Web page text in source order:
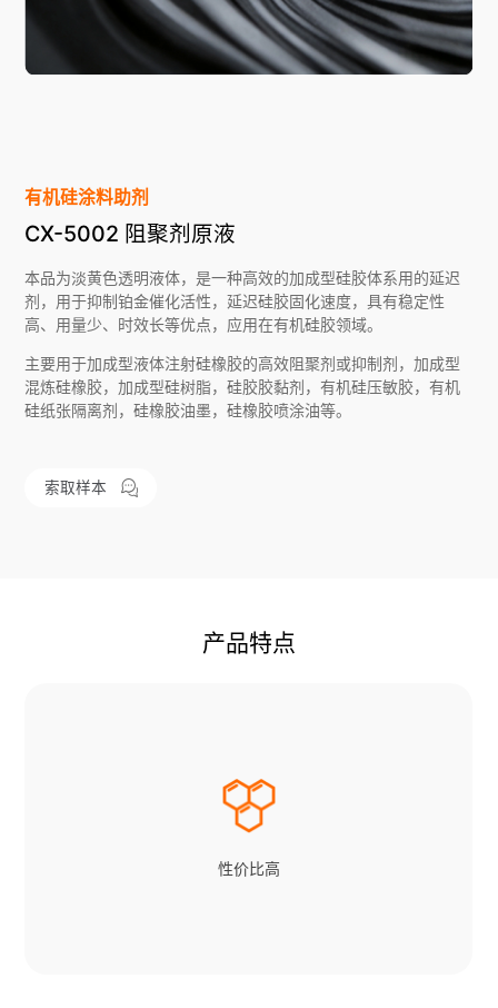
有机硅涂料助剂
CX-5002 阻聚剂原液
本品为淡黄色透明液体，是一种高效的加成型硅胶体系用的延迟
剂，用于抑制铂金催化活性，延迟硅胶固化速度，具有稳定性
高、用量少、时效长等优点，应用在有机硅胶领域。
主要用于加成型液体注射硅橡胶的高效阻聚剂或抑制剂，加成型
混炼硅橡胶，加成型硅树脂，硅胶胶黏剂，有机硅压敏胶，有机
硅纸张隔离剂，硅橡胶油墨，硅橡胶喷涂油等。
索取样本
产品特点
性价比高